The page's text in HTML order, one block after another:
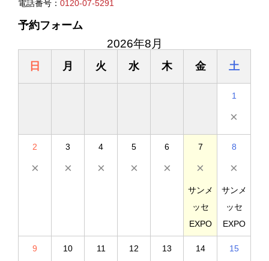
電話番号： 0120-07-5291
予約フォーム
2026年8月
日 月 火 水 木 金 土
1
×
2
×
3
×
4
×
5
×
6
×
7
×
サンメ
ッセ
EXPO
8
×
サンメ
ッセ
EXPO
9 10 11 12 13 14 15